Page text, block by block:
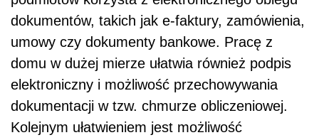
dokumentów, takich jak e-faktury, zamówienia,
umowy czy dokumenty bankowe. Pracę z
domu w dużej mierze ułatwia również podpis
elektroniczny i możliwość przechowywania
dokumentacji w tzw. chmurze obliczeniowej.
Kolejnym ułatwieniem jest możliwość